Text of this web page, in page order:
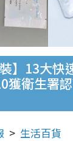
裝】13大
獲衛生署
生活百貨